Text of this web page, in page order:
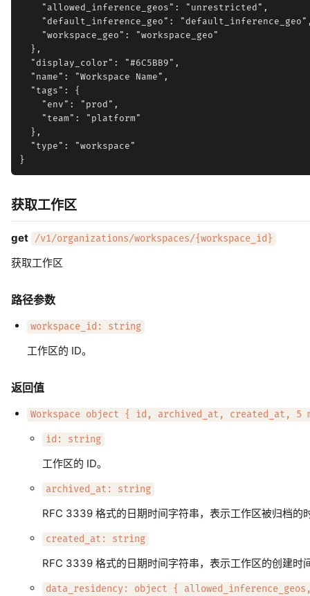
    "allowed_inference_geos": "unrestricted",
"default_inference_geo":
    "workspace_geo": "workspace_geo"
  },
  "display_color": "#6C5BB9",
  "name": "Workspace Name",
  "tags": {
    "env": "prod",
    "team": "platform"
  },
  "type": "workspace"
获取工作区
get /v1/organizations/workspaces/{workspace_id}
获取工作区
路径参数
workspace_id: string
工作区的 ID。
返回值
Workspace object { id, archived_at, created_at, 5
id: string
工作区的 ID。
archived_at: string
RFC 3339 格式的日期时间字符串，表示工作区被归档的
created_at: string
RFC 3339 格式的日期时间字符串，表示工作区的创建时
data_residency: object {